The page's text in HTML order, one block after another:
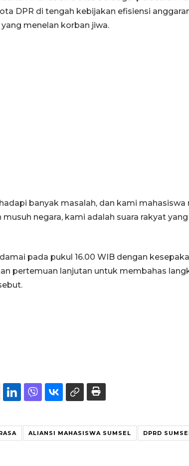
DPR di tengah kebijakan efisiensi
menelan korban jiwa.
banyak masalah, dan kami mahasiswa
negara, kami adalah suara rakyat
pada pukul 16.00 WIB dengan
pertemuan lanjutan untuk membahas
ALIANSI MAHASISWA SUMSEL DPRD